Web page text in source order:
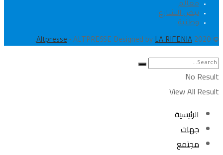
معالم
نبض الشارع
وطنية
© 2020
Altpresse - ALTPRESSE Designed by LA RIFENIA
.
No Result
View All Result
الرئيسية
جهات
مجتمع